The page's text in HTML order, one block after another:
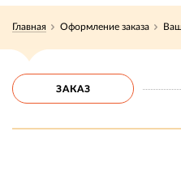
Главная Оформление заказа
ЗАКАЗ